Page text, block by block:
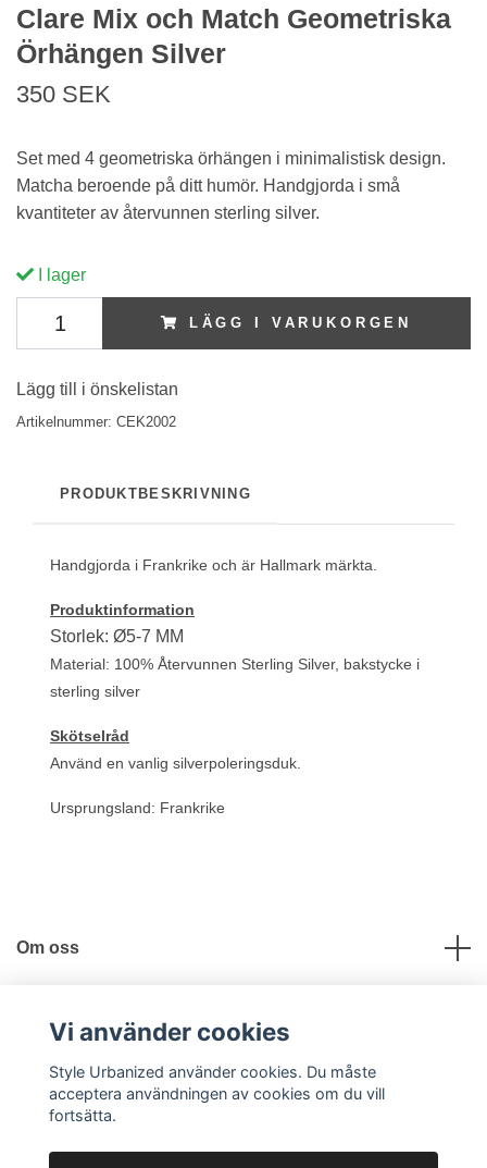
Clare Mix och Match Geometriska
Örhängen Silver
350 SEK
Set med 4 geometriska örhängen i minimalistisk design.
Matcha beroende på ditt humör. Handgjorda i små
kvantiteter av återvunnen sterling silver.
I lager
LÄGG I VARUKORGEN
Lägg till i önskelistan
Artikelnummer: CEK2002
PRODUKTBESKRIVNING
Handgjorda i Frankrike och är Hallmark märkta.
Produktinformation
Storlek: Ø5-7 MM
Material: 100% Återvunnen Sterling Silver, bakstycke i
sterling silver
Skötselråd
Använd en vanlig silverpoleringsduk.
Ursprungsland: Frankrike
Om oss
Sociala medier
Vi använder cookies
Style Urbanized använder cookies. Du måste
acceptera användningen av cookies om du vill
fortsätta.